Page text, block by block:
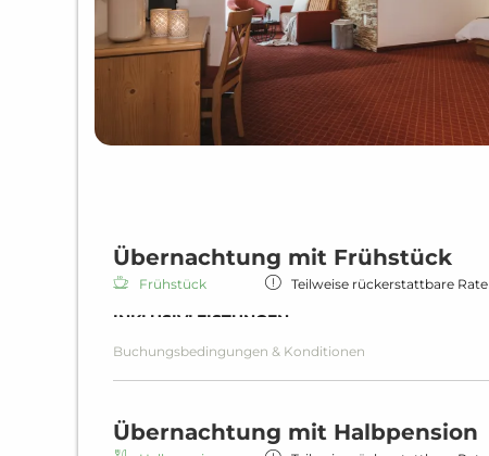
Übernachtung mit Frühstück
Frühstück Teilweise rückerstattbare Rate
INKLUSIVLEISTUNGEN
Übernachtung inklusive Frühstück
Reichhaltiges Frühstücksbuffet
Wellnessbereich
Beheizter Indoor-Pool
Buchungsbedingungen & Konditionen
Übernachtung mit Halbpension